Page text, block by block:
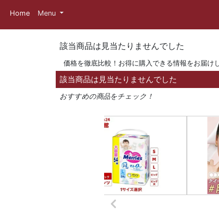
Home Menu
該当商品は見当たりませんでした
価格を徹底比較！お得に購入できる情報をお届け
該当商品は見当たりませんでした
おすすめの商品をチェック！